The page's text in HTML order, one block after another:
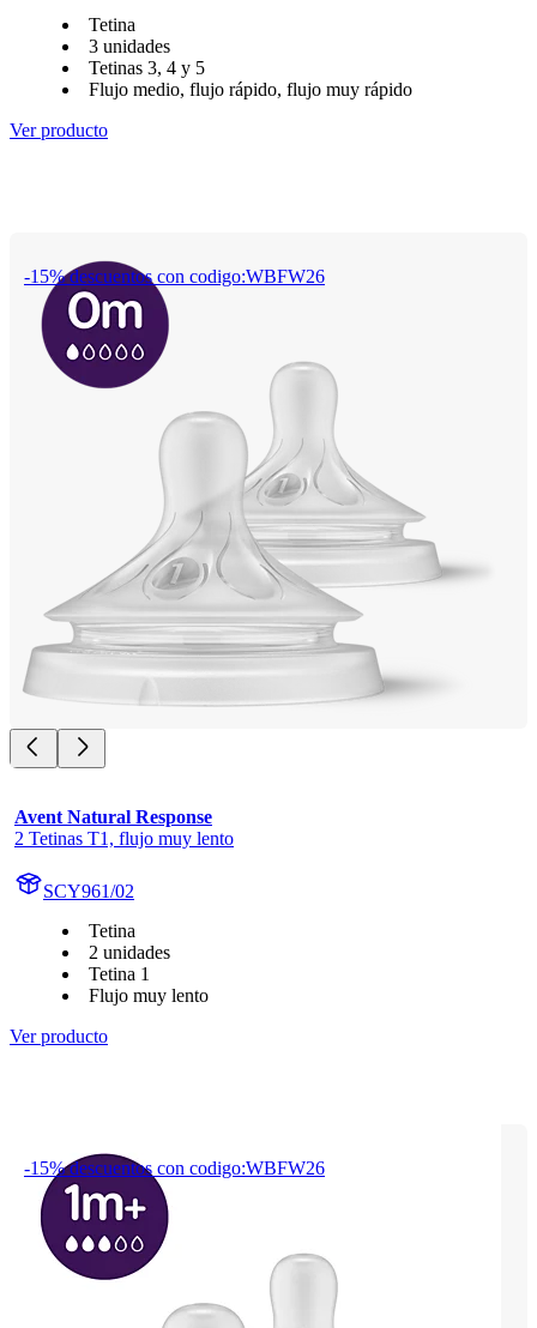
Tetina
3 unidades
Tetinas 3, 4 y 5
Flujo medio, flujo rápido, flujo muy rápido
Ver producto
-15% descuentos con codigo:WBFW26
Avent Natural Response
2 Tetinas T1, flujo muy lento
SCY961/02
Tetina
2 unidades
Tetina 1
Flujo muy lento
Ver producto
-15% descuentos con codigo:WBFW26